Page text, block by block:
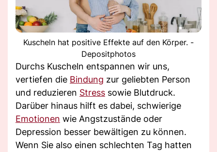
Kuscheln hat positive Effekte auf den Körper. -
Depositphotos
Durchs Kuscheln entspannen wir uns,
vertiefen die Bindung zur geliebten Person
und reduzieren Stress sowie Blutdruck.
Darüber hinaus hilft es dabei, schwierige
Emotionen wie Angstzustände oder
Depression besser bewältigen zu können.
Wenn Sie also einen schlechten Tag hatten